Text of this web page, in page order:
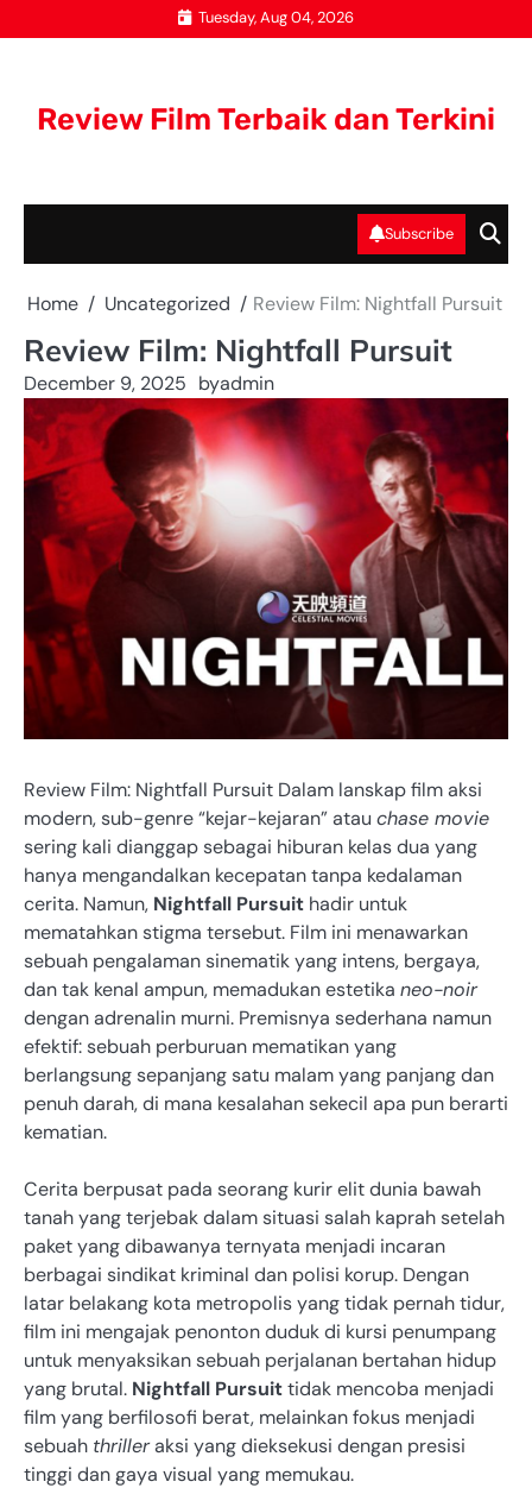
to
Tuesday, Aug 04, 2026
Review Film Terbaik dan Terkini
Subscribe
Home Uncategorized Review Film: Nightfall Pursuit
Review Film: Nightfall Pursuit
December 9, 2025 byadmin
Review Film: Nightfall Pursuit Dalam lanskap film aksi
modern, sub-genre “kejar-kejaran” atau chase movie
sering kali dianggap sebagai hiburan kelas dua yang
hanya mengandalkan kecepatan tanpa kedalaman
cerita. Namun, Nightfall Pursuit hadir untuk
mematahkan stigma tersebut. Film ini menawarkan
sebuah pengalaman sinematik yang intens, bergaya,
dan tak kenal ampun, memadukan estetika neo-noir
dengan adrenalin murni. Premisnya sederhana namun
efektif: sebuah perburuan mematikan yang
berlangsung sepanjang satu malam yang panjang dan
penuh darah, di mana kesalahan sekecil apa pun berarti
kematian.
Cerita berpusat pada seorang kurir elit dunia bawah
tanah yang terjebak dalam situasi salah kaprah setelah
paket yang dibawanya ternyata menjadi incaran
berbagai sindikat kriminal dan polisi korup. Dengan
latar belakang kota metropolis yang tidak pernah tidur,
film ini mengajak penonton duduk di kursi penumpang
untuk menyaksikan sebuah perjalanan bertahan hidup
yang brutal. Nightfall Pursuittidak mencoba menjadi
film yang berfilosofi berat, melainkan fokus menjadi
sebuah thrilleraksi yang dieksekusi dengan presisi
tinggi dan gaya visual yang memukau.